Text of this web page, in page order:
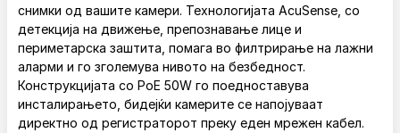
снимки од вашите камери. Технологијата AcuSense, со
детекција на движење, препознавање лице и
периметарска заштита, помага во филтрирање на лажни
аларми и го зголемува нивото на безбедност.
Конструкцијата со PoE 50W го поедноставува
инсталирањето, бидејќи камерите се напојуваат
директно од регистраторот преку еден мрежен кабел.